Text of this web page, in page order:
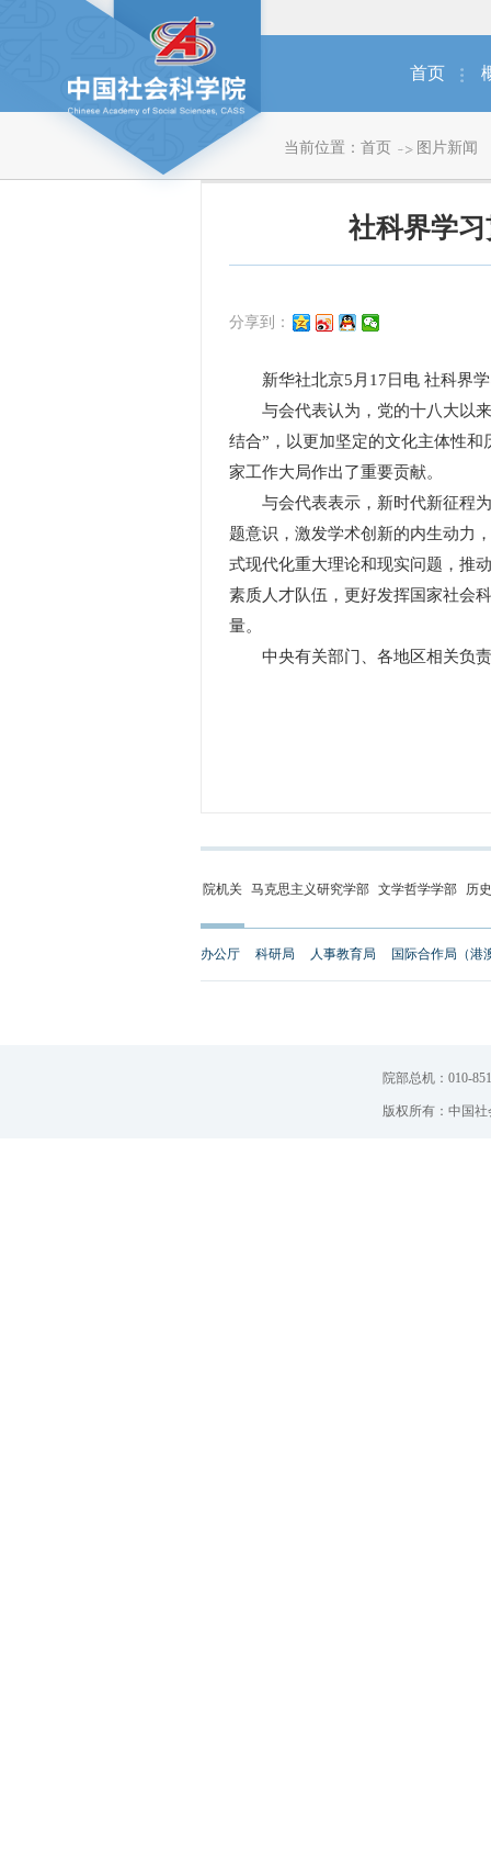
首页
当前位置： 首页 图片新闻
社科界学
分享到：
新华社北京5月17日电 社科界学
与会代表认为，党的十八大以来
结合”，以更加坚定的文化主体性
家工作大局作出了重要贡献。
与会代表表示，新时代新征程为
题意识，激发学术创新的内生动力
式现代化重大理论和现实问题，推
素质人才队伍，更好发挥国家社会
量。
中央有关部门、各地区相关负责
院机关 马克思主义研究学部 文学哲学学部 历
办公厅 科研局 人事教育局 国际合作局（港
院部总机：010-
版权所有：中国